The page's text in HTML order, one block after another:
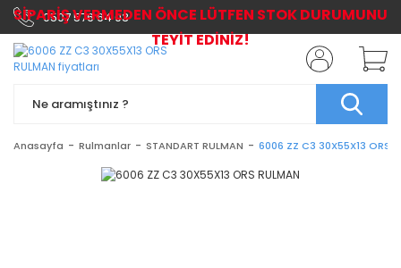
0507 576 64 03
Anasayfa Rulmanlar STANDART RULMAN 6006 ZZ C3 30X55X13 ORS
SİPARİŞ VERMEDEN ÖNCE LÜTFEN STOK DURUMUNU
TEYİT EDİNİZ!